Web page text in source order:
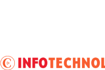
Dólar